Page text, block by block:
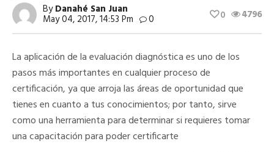
ByDanahé San Juan
May 04, 2017, 14:53 Pm 0 4796
0
La aplicación de la evaluación diagnóstica es uno de los
pasos más importantes en cualquier proceso de
certificación, ya que arroja las áreas de oportunidad que
tienes en cuanto a tus conocimientos; por tanto, sirve
como una herramienta para determinar si requieres tomar
una capacitación para poder certificarte